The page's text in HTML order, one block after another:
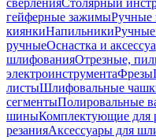
сверленияСтолярный
гейферные зажимыРучные
киянкиНапильникиРучные
ручныеОснастка и
шлифованияОтрезные,
электроинструментаФрезы
листыШлифовальные
сегментыПолировальные
шиныКомплектующие для
резанияАксессуары для